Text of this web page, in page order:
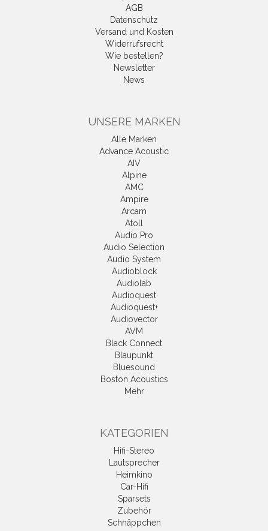
AGB
Datenschutz
Versand und Kosten
Widerrufsrecht
Wie bestellen?
Newsletter
News
UNSERE MARKEN
Alle Marken
Advance Acoustic
AIV
Alpine
AMC
Ampire
Arcam
Atoll
Audio Pro
Audio Selection
Audio System
Audioblock
Audiolab
Audioquest
Audioquest+
Audiovector
AVM
Black Connect
Blaupunkt
Bluesound
Boston Acoustics
Mehr
KATEGORIEN
Hifi-Stereo
Lautsprecher
Heimkino
Car-Hifi
Sparsets
Zubehör
Schnäppchen